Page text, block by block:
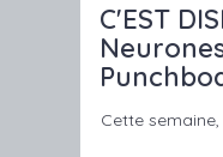
C'EST
Cette